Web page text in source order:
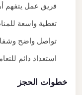
فريق عمل يتفهم
تغطية واسعة
تواصل واضح
استعداد دائم
خطوات الحجز